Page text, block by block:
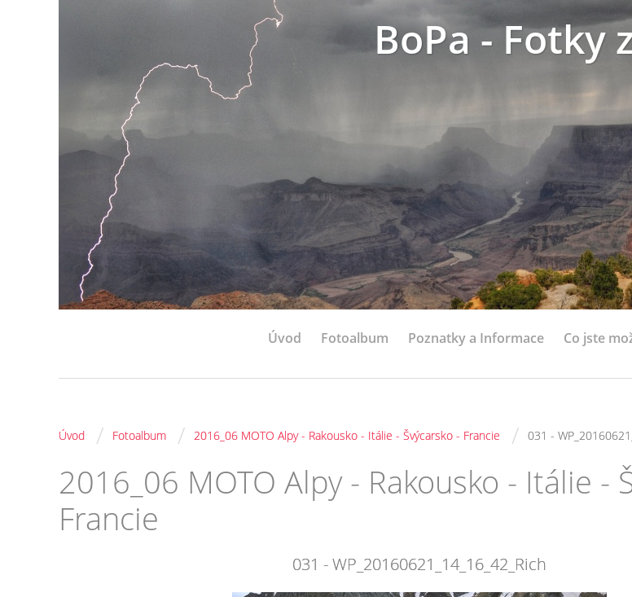
BoPa - Fotky
Úvod Fotoalbum Poznatky a Informace Co jste
Úvod / Fotoalbum / 2016_06 MOTO Alpy - Rakousko - Itálie - Švýcarsko - Francie / 031 -
2016_06 MOTO Alpy - Rakousko - Itálie -
Francie
031 - WP_20160621_14_16_42_Rich